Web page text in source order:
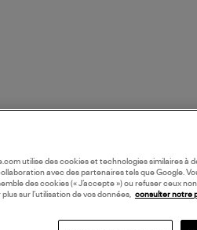
utilise des cookies et technologies similaires à
avec des partenaires tels que Google.
des cookies (« J’accepte ») ou refuser ceux
plus sur l’utilisation de vos données, consulter notre